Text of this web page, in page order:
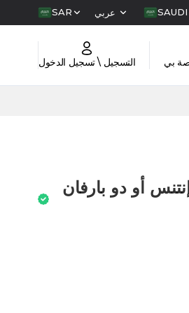
SAUDI عربي SAR
بي التسجيل \ تسجيل الدخول
أو دو بارفان